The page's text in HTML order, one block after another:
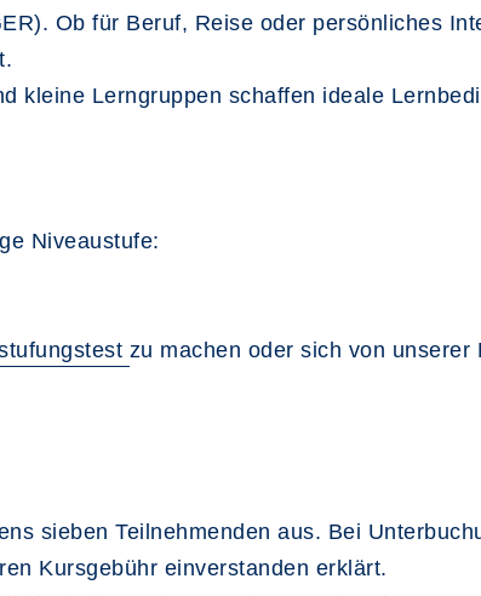
Ob für Beruf, Reise oder persönliches
kleine Lerngruppen schaffen ideale
Niveaustufe:
zu machen oder sich von
sieben Teilnehmenden aus. Bei
Kursgebühr einverstanden erklärt.